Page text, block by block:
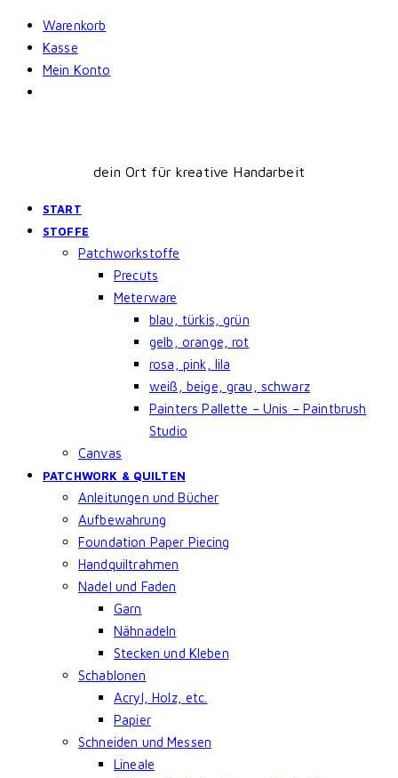
Skip
content
Warenkorb
Kasse
Mein Konto
dein Ort für kreative Handarbeit
START
STOFFE
Patchworkstoffe
Precuts
Meterware
blau, türkis, grün
gelb, orange, rot
rosa, pink, lila
weiß, beige, grau, schwarz
Painters Pallette – Unis – Paintbrush
Studio
Canvas
PATCHWORK & QUILTEN
Anleitungen und Bücher
Aufbewahrung
Foundation Paper Piecing
Handquiltrahmen
Nadel und Faden
Garn
Nähnadeln
Stecken und Kleben
Schablonen
Acryl, Holz, etc.
Papier
Schneiden und Messen
Lineale